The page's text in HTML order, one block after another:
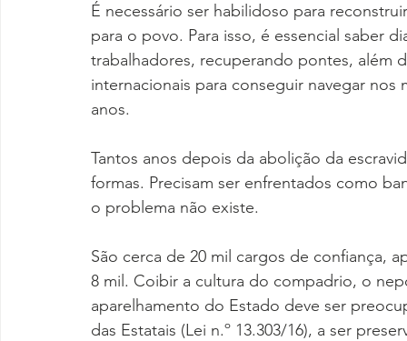
É necessário ser habilidoso para
para o povo. Para isso, é essencial saber
trabalhadores, recuperando pontes, além
internacionais para conseguir navegar
anos.
Tantos anos depois da abolição da
formas. Precisam ser enfrentados como
o problema não existe.
São cerca de 20 mil cargos de confiança,
8 mil. Coibir a cultura do compadrio, o
aparelhamento do Estado deve ser
das Estatais (Lei n.º 13.303/16), a ser